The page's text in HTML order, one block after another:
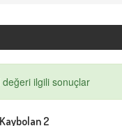
değeri ilgili sonuçlar
2